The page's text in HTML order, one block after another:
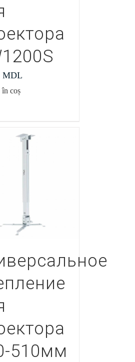
MDL
în coș
510мм